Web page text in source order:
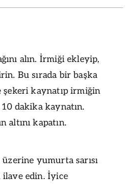
alın. İrmiği ekleyip,
Bu sırada bir başka
şekeri kaynatıp irmiğin
dakika kaynatın.
altını kapatın.
yumurta sarısı
edin. İyice